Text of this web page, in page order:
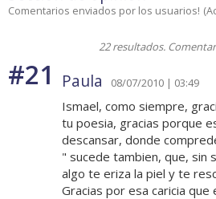
Comentarios enviados por los usuarios! (
22 resultados.
#21 Paula 08/07/2010 | 03:49
Ismael, como siempre,
tu poesia, gracias porque
descansar, donde
" sucede tambien, que, sin
algo te eriza la piel y te
Gracias por esa caricia que